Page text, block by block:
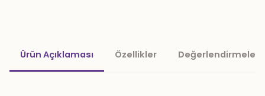
Ürün Açıklaması Özellikler Değerlendirmeler